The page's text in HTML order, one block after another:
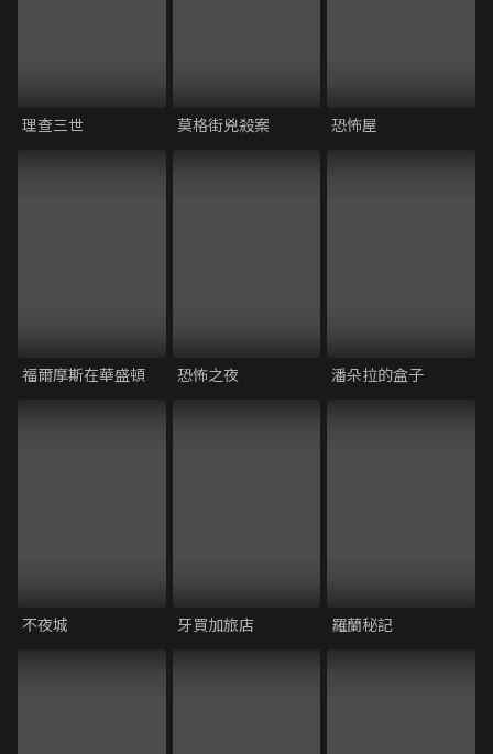
理查三世 莫格街兇殺案 恐怖屋
福爾摩斯在華盛頓 恐怖之夜 潘朵拉的盒子
不夜城 牙買加旅店 羅蘭秘記